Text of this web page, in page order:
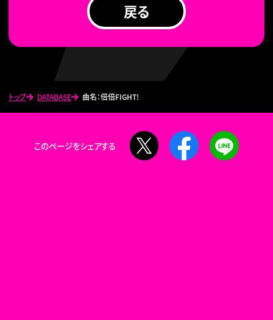
トップ DATABASE 曲名：倍倍FIGHT!
戻る
このページをシェアする
Facebook